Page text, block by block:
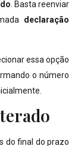
. Basta reenviar
declaração
essa opção
o número
do final do prazo